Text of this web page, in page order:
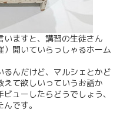
ますと、講習の生徒さん
開いていらっしゃるホーム
るんだけど、マルシェとかど
て欲しいっていうお話か
ューしたらどうでしょう、
です。